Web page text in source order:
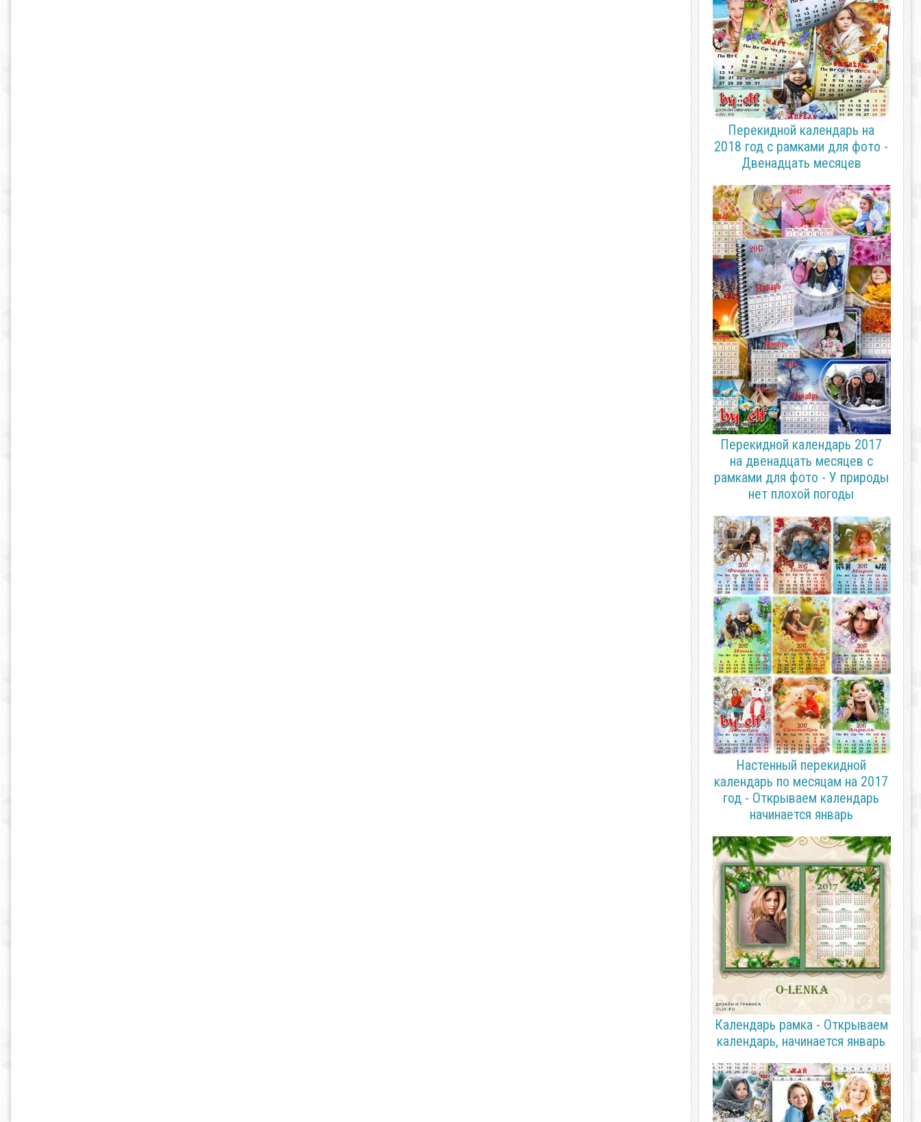
Перекидной календарь на
2018 год с рамками для фото -
Двенадцать месяцев
Перекидной календарь 2017
на двенадцать месяцев с
рамками для фото - У природы
нет плохой погоды
Настенный перекидной
календарь по месяцам на 2017
год - Открываем календарь
начинается январь
Календарь рамка - Открываем
календарь, начинается январь